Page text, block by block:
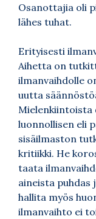
Osanottajia oli
lähes tuhat.
Erityisesti
Aihetta on
ilmanvaihdolle
uutta
Mielenkiintoista
luonnollisen eli
sisäilmaston
kritiikki. He
taata
aineista puhdas
hallita myös
ilmanvaihto ei